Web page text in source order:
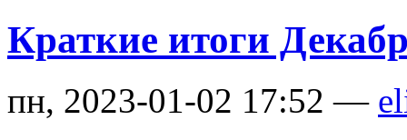
Краткие итоги
пн, 2023-01-02 17:52 —